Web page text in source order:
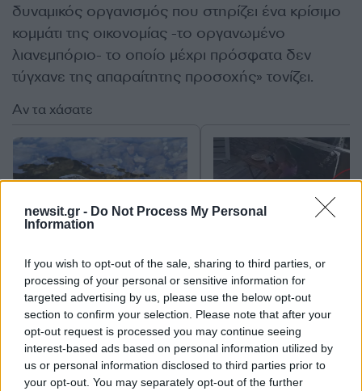
newsit.gr - Do Not Process My Personal
Information
If you wish to opt-out of the sale, sharing to third parties, or
processing of your personal or sensitive information for
targeted advertising by us, please use the below opt-out
section to confirm your selection. Please note that after your
opt-out request is processed you may continue seeing
interest-based ads based on personal information utilized by
us or personal information disclosed to third parties prior to
your opt-out. You may separately opt-out of the further
δυναμικός οργανισμός που στηρίζει ένα κρίσιμο
κομμάτι της οικονομίας -το οργανωμένο
λιανεμπόριο- το οποίο μέχρι πρόσφατα δεν
τύγχανε της απαραίτητης προσοχής» τονίζει.
Αν τα χάσατε
Ανησυχία από το ξέσπασμα
του ιού του Δυτικού Νείλου
με κρούσματα στην Αττική
- «Καμπανάκι» από τον
Ιατρικό Σύλλογο Αθηνών
για την προστασία της
δημόσιας υγείας
Σοκαριστική υπόθεση
Κρήτη: Τουρίστας
πόσο να πληρώσει
ασελγήσει σε
κορίτσι - Το παιδί
αμέριμνο σε αυλή
επιχείρησης